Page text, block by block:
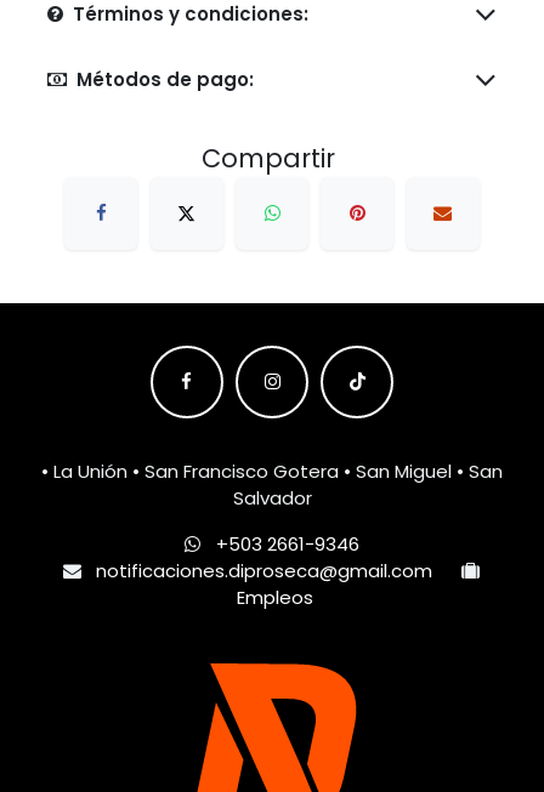
Términos y condiciones:
Métodos de pago:
Compartir
• La Unión • San Francisco Gotera • San Miguel • San
Salvador
+503 2661-9346
notificaciones.diproseca@gmail.com
Empleos